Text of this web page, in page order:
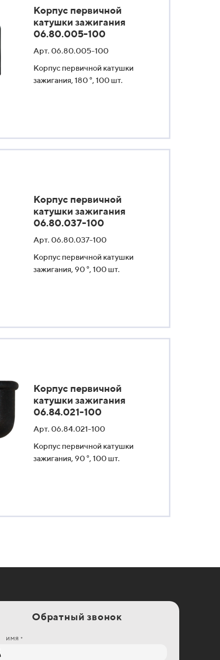
Корпус первичной
катушки зажигания
06.80.005-100
Арт. 06.80.005-100
Корпус первичной катушки
зажигания, 180 °, 100 шт.
Корпус первичной
катушки зажигания
06.80.037-100
Арт. 06.80.037-100
Корпус первичной катушки
зажигания, 90 °, 100 шт.
Корпус первичной
катушки зажигания
06.84.021-100
Арт. 06.84.021-100
Корпус первичной катушки
зажигания, 90 °, 100 шт.
Обратный звонок
ИМЯ *